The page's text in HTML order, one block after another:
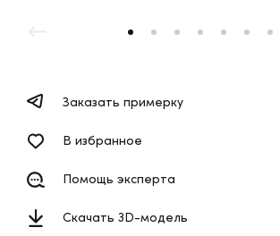
Заказать примерку
В избранное
Помощь эксперта
Скачать 3D-модель